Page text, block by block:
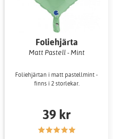
Foliehjärta
Matt Pastell - Mint
Foliehjärtan i matt pastellmint -
finns i 2 storlekar.
39 kr